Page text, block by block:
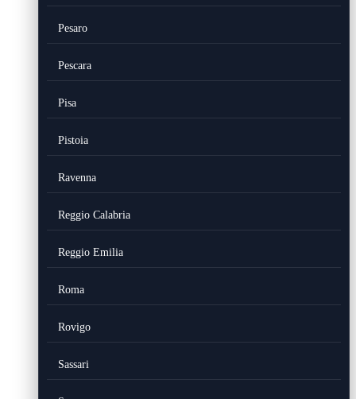
Pesaro
Pescara
Pisa
Pistoia
Ravenna
Reggio Calabria
Reggio Emilia
Roma
Rovigo
Sassari